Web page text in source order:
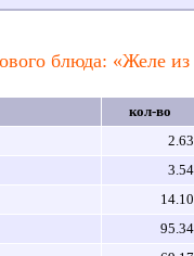
блюда: «Желе
кол-во
2.63
3.54
14.10
95.34